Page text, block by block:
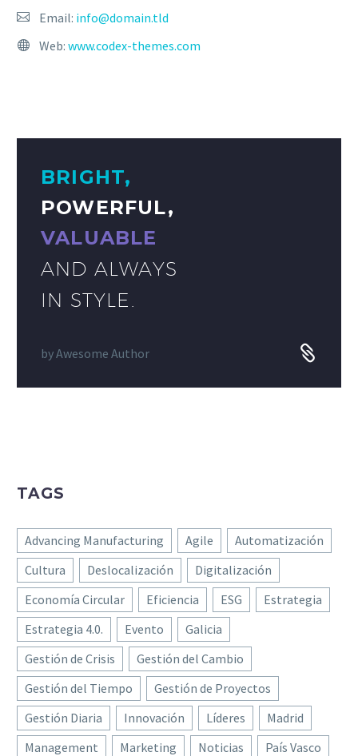
Email: info@domain.tld
Web: www.codex-themes.com
BRIGHT,
POWERFUL,
VALUABLE
AND ALWAYS
IN STYLE.
byAwesome Author
TAGS
Advancing Manufacturing Agile
Automatización
Cultura
Deslocalización
Digitalización
Economía Circular
Eficiencia ESG
Estrategia
Estrategia 4.0.
Evento
Galicia
Gestión de Crisis
Gestión del Cambio
Gestión del Tiempo
Gestión de Proyectos
Gestión Diaria
Innovación Líderes
Madrid
Management
Marketing Noticias
País Vasco